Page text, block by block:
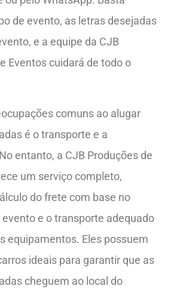
de evento, as letras desejadas
e a equipe da CJB
Eventos cuidará de todo o
comuns ao alugar
é o transporte e a
entanto, a CJB Produções de
um serviço completo,
do frete com base no
evento e o transporte adequado
equipamentos. Eles possuem
ideais para garantir que as
cheguem ao local do